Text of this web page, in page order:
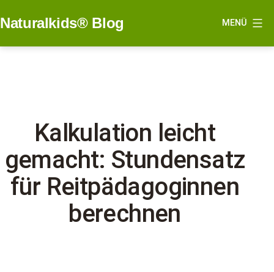
Inhalt
Naturalkids® Blog MENÜ
Kalkulation leicht
gemacht: Stundensatz
für Reitpädagoginnen
berechnen